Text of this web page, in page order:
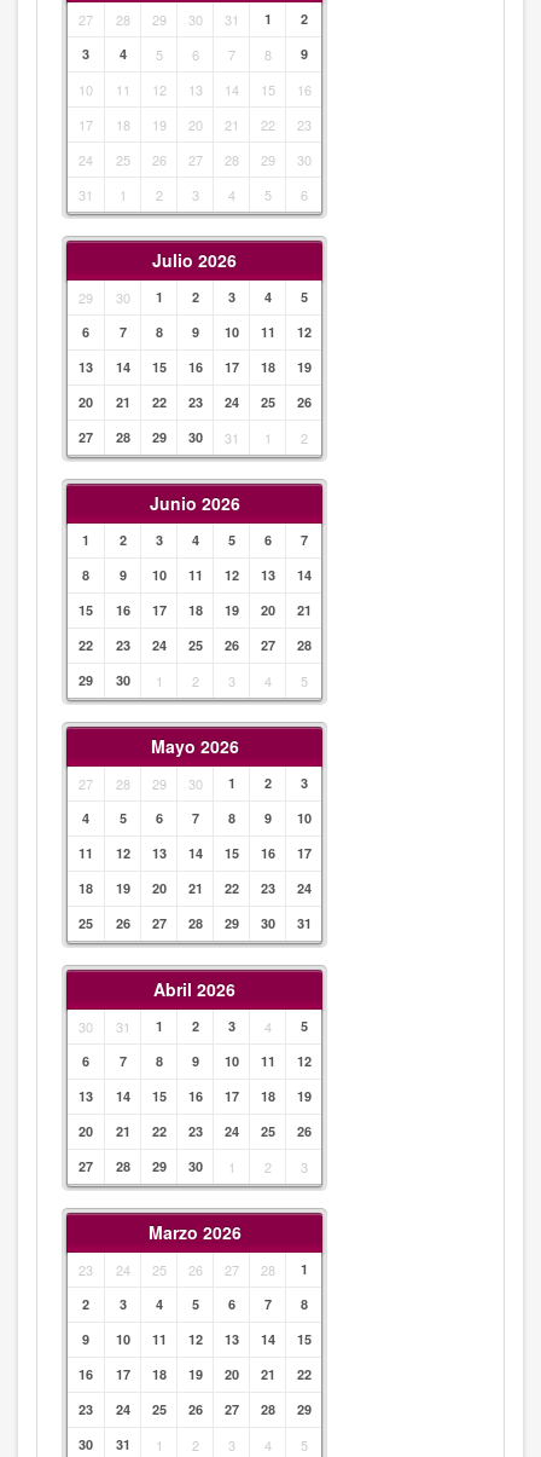
27 28 29 30 31 1
2
3
4 5 6 7 8 9
10 11 12 13 14 15
16
17
18 19 20 21 22
23
24
25 26 27 28 29
30
31
1 2 3 4 5 6
Julio 2026
29 30 1 2 3 4
5
6
7 8 9 10 11
12
13
14 15 16 17 18
19
20
21 22 23 24 25
26
27
28 29 30 31 1 2
Junio 2026
1 2 3 4 5 6
7
8
9 10 11 12 13
14
15
16 17 18 19 20
21
22
23 24 25 26 27
28
29
30 1 2 3 4 5
Mayo 2026
27 28 29 30 1 2
3
4
5 6 7 8 9
10
11
12 13 14 15 16
17
18
19 20 21 22 23
24
25
26 27 28 29 30 31
Abril 2026
30 31 1 2 3 4
5
6
7 8 9 10 11
12
13
14 15 16 17 18
19
20
21 22 23 24 25
26
27
28 29 30 1 2 3
Marzo 2026
23 24 25 26 27 28
1
2
3 4 5 6 7
8
9
10 11 12 13 14
15
16
17 18 19 20 21
22
23
24 25 26 27 28
29
30
31 1 2 3 4 5